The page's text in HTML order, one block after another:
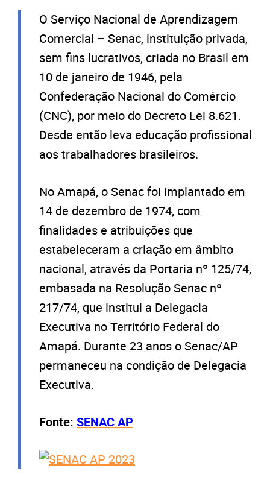
O Serviço Nacional de Aprendizagem
Comercial – Senac, instituição privada,
sem fins lucrativos, criada no Brasil em
10 de janeiro de 1946, pela
Confederação Nacional do Comércio
(CNC), por meio do Decreto Lei 8.621.
Desde então leva educação profissional
aos trabalhadores brasileiros.
No Amapá, o Senac foi implantado em
14 de dezembro de 1974, com
finalidades e atribuições que
estabeleceram a criação em âmbito
nacional, através da Portaria nº 125/74,
embasada na Resolução Senac nº
217/74, que institui a Delegacia
Executiva no Território Federal do
Amapá. Durante 23 anos o Senac/AP
permaneceu na condição de Delegacia
Executiva.
Fonte: SENAC AP